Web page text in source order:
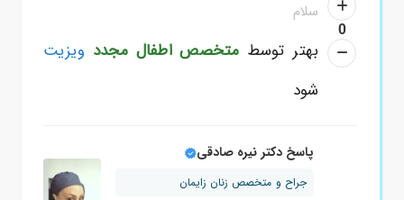
0
سلام
بهتر توسط متخصص اطفال مجدد ویزیت
شود
پاسخ دکتر نیره صادقی
جراح و متخصص زنان زایمان